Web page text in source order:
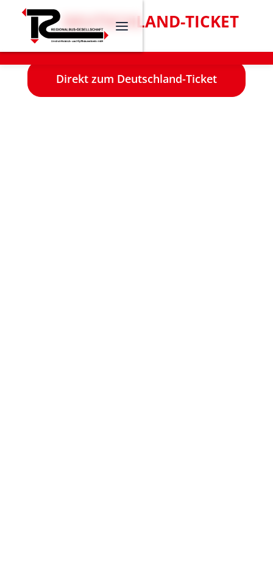
DAS
DEUTSCHLAND-TICKET
IST BEI UNS ERHÄLTLICH!
Direkt zum Deutschland-Ticket